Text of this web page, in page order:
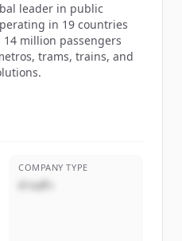
leader in public
in 19 countries
million passengers
trams, trains, and
COMPANY TYPE
ส่วนตัว